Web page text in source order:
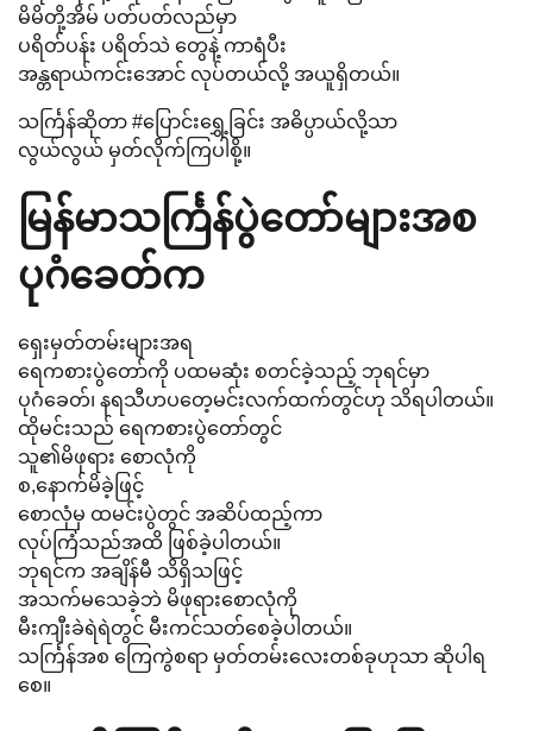
မိမိတို့အိမ် ပတ်ပတ်လည်မှာ
ပရိတ်ပန်း ပရိတ်သဲ တွေနဲ့ ကာရံပီး
အန္တရာယ်ကင်းအောင် လုပ်တယ်လို့ အယူရှိတယ်။
သင်္ကြန်ဆိုတာ #ပြောင်းရွှေ့ခြင်း အဓိပ္ပာယ်လို့သာ
လွယ်လွယ် မှတ်လိုက်ကြပါစို့။
မြန်မာသင်္ကြန်ပွဲတော်များအစ
ပုဂံခေတ်က
ရှေးမှတ်တမ်းများအရ
ရေကစားပွဲတော်ကို ပထမဆုံး စတင်ခဲ့သည့် ဘုရင်မှာ
ပုဂံခေတ်၊ နရသီဟပတေ့မင်းလက်ထက်တွင်ဟု သိရပါတယ်။
ထိုမင်းသည် ရေကစားပွဲတော်တွင်
သူ၏မိဖုရား စောလုံကို
စ,နောက်မိခဲ့ဖြင့်
စောလုံမှ ထမင်းပွဲတွင် အဆိပ်ထည့်ကာ
လုပ်ကြံသည်အထိ ဖြစ်ခဲ့ပါတယ်။
ဘုရင်က အချိန်မီ သိရှိသဖြင့်
အသက်မသေခဲ့ဘဲ မိဖုရားစောလုံကို
မီးကျီးခဲရဲရဲတွင် မီးကင်သတ်စေခဲ့ပါတယ်။
သင်္ကြန်အစ ကြေကွဲစရာ မှတ်တမ်းလေးတစ်ခုဟုသာ ဆိုပါရ
စေ။